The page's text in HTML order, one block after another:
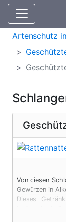
Artenschutz
Von diesen
Gewürzen in
Dieses